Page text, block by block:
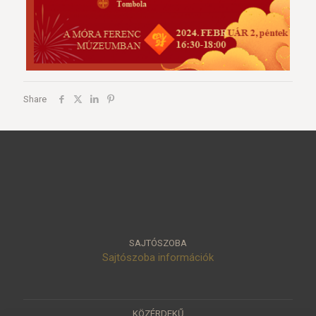
Share
SAJTÓSZOBA
Sajtószoba információk
KÖZÉRDEKŰ